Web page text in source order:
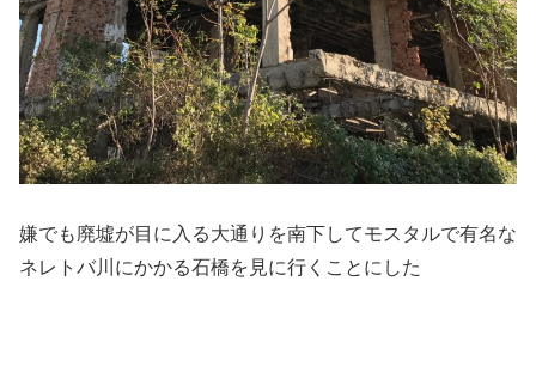
嫌でも廃墟が目に入る大通りを南下してモスタルで有名な
ネレトバ川にかかる石橋を見に行くことにした